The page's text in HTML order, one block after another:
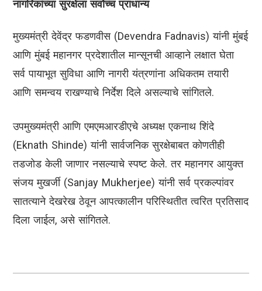
नागरिकांच्या सुरक्षेला सर्वोच्च प्राधान्य
मुख्यमंत्री देवेंद्र फडणवीस (Devendra Fadnavis) यांनी मुंबई
आणि मुंबई महानगर प्रदेशातील मान्सूनची आव्हाने लक्षात घेता
सर्व पायाभूत सुविधा आणि नागरी यंत्रणांना अधिकतम तयारी
आणि समन्वय राखण्याचे निर्देश दिले असल्याचे सांगितले.
उपमुख्यमंत्री आणि एमएमआरडीएचे अध्यक्ष एकनाथ शिंदे
(Eknath Shinde) यांनी सार्वजनिक सुरक्षेबाबत कोणतीही
तडजोड केली जाणार नसल्याचे स्पष्ट केले. तर महानगर आयुक्त
संजय मुखर्जी (Sanjay Mukherjee) यांनी सर्व प्रकल्पांवर
सातत्याने देखरेख ठेवून आपत्कालीन परिस्थितीत त्वरित प्रतिसाद
दिला जाईल, असे सांगितले.